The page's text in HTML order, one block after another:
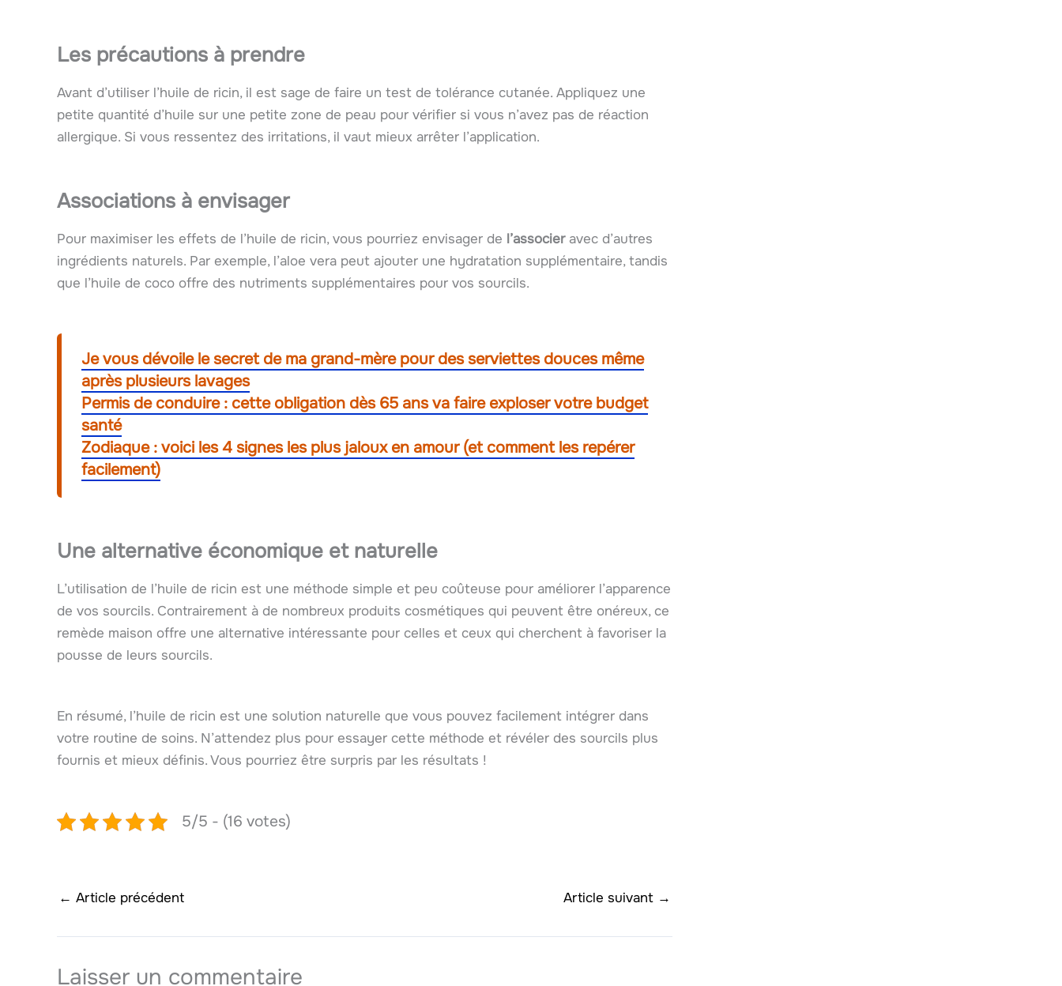
Les précautions à prendre
Avant d’utiliser l’huile de ricin, il est sage de faire un test de tolérance cutanée. Appliquez une
petite quantité d’huile sur une petite zone de peau pour vérifier si vous n’avez pas de réaction
allergique. Si vous ressentez des irritations, il vaut mieux arrêter l’application.
Associations à envisager
Pour maximiser les effets de l’huile de ricin, vous pourriez envisager de l’associeravec d’autres
ingrédients naturels. Par exemple, l’aloe vera peut ajouter une hydratation supplémentaire, tandis
que l’huile de coco offre des nutriments supplémentaires pour vos sourcils.
Je vous dévoile le secret de ma grand-mère pour des serviettes douces même
après plusieurs lavages
Permis de conduire : cette obligation dès 65 ans va faire exploser votre budget
santé
Zodiaque : voici les 4 signes les plus jaloux en amour (et comment les repérer
facilement)
Une alternative économique et naturelle
L’utilisation de l’huile de ricin est une méthode simple et peu coûteuse pour améliorer l’apparence
de vos sourcils. Contrairement à de nombreux produits cosmétiques qui peuvent être onéreux, ce
remède maison offre une alternative intéressante pour celles et ceux qui cherchent à favoriser la
pousse de leurs sourcils.
En résumé, l’huile de ricin est une solution naturelle que vous pouvez facilement intégrer dans
votre routine de soins. N’attendez plus pour essayer cette méthode et révéler des sourcils plus
fournis et mieux définis. Vous pourriez être surpris par les résultats !
5/5 - (16 votes)
← Article précédent Article suivant →
Laisser un commentaire